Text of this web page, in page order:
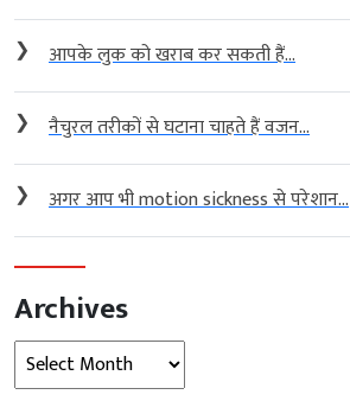
❯ आपके लुक को खराब कर सकती हैं...
❯ नैचुरल तरीकों से घटाना चाहते हैं वजन...
❯ अगर आप भी motion sickness से परेशान...
Archives
Archives